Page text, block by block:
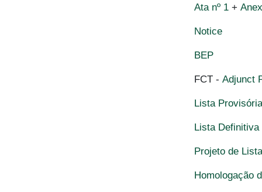
Ata nº 1 +
Notice
BEP
FCT - Adjunct
Lista
Lista
Projeto de
Homologação